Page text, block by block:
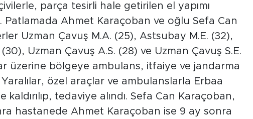
parça tesirli hale getirilen el yapımı
Patlamada Ahmet Karaçoban ve oğlu Sefa Can
Uzman Çavuş M.A. (25), Astsubay M.E. (32),
Uzman Çavuş A.S. (28) ve Uzman Çavuş S.E.
üzerine bölgeye ambulans, itfaiye ve jandarma
özel araçlar ve ambulanslarla Erbaa
kaldırılıp, tedaviye alındı. Sefa Can Karaçoban,
hastanede Ahmet Karaçoban ise 9 ay sonra